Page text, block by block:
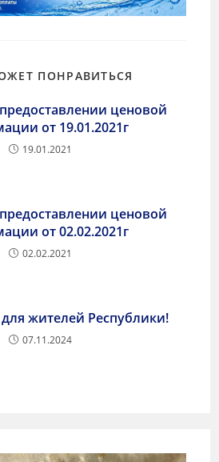
ПОНРАВИТЬСЯ
ценовой
от 19.01.2021г
19.01.2021
ценовой
от 02.02.2021г
02.02.2021
жителей Республики!
07.11.2024